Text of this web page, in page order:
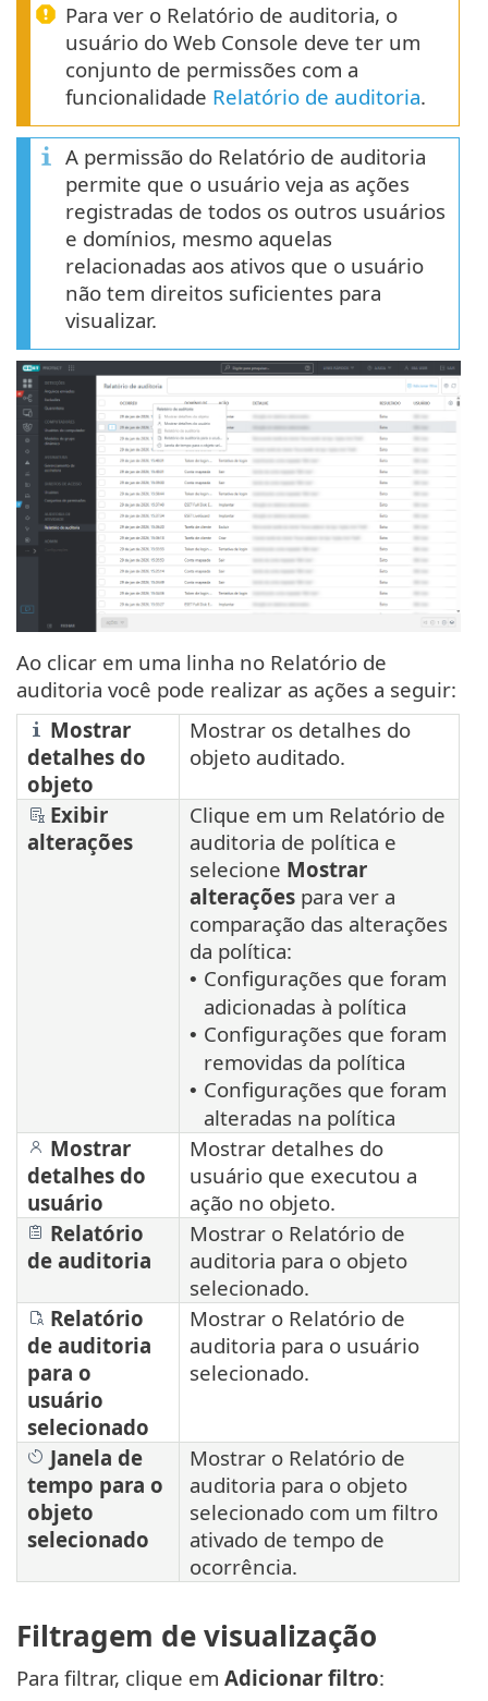
Para ver o Relatório de auditoria, o
usuário do Web Console deve ter um
conjunto de permissões com a
funcionalidade Relatório de auditoria.
A permissão do Relatório de auditoria
permite que o usuário veja as ações
registradas de todos os outros usuários
e domínios, mesmo aquelas
relacionadas aos ativos que o usuário
não tem direitos suficientes para
visualizar.
Ao clicar em uma linha no Relatório de
auditoria você pode realizar as ações a seguir:
Mostrar
detalhes do
objeto
Mostrar os detalhes do
objeto auditado.
Exibir
alterações
Clique em um Relatório de
auditoria de política e
selecione Mostrar
alterações para ver a
comparação das alterações
da política:
• Configurações que foram
adicionadas à política
• Configurações que foram
removidas da política
• Configurações que foram
alteradas na política
Mostrar
detalhes do
usuário
Mostrar detalhes do
usuário que executou a
ação no objeto.
Relatório
de auditoria
Mostrar o Relatório de
auditoria para o objeto
selecionado.
Relatório
de auditoria
para o
usuário
selecionado
Mostrar o Relatório de
auditoria para o usuário
selecionado.
Janela de
tempo para o
objeto
selecionado
Mostrar o Relatório de
auditoria para o objeto
selecionado com um filtro
ativado de tempo de
ocorrência.
Filtragem de visualização
Para filtrar, clique em Adicionar filtro: